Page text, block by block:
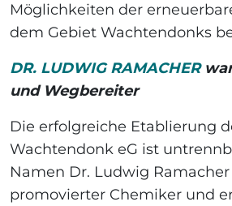
Möglichkeiten der
dem Gebiet Wachtendonks
DR. LUDWIG RAMACHER
und Wegbereiter
Die erfolgreiche Etablierung
Wachtendonk eG ist
Namen Dr. Ludwig
promovierter Chemiker und